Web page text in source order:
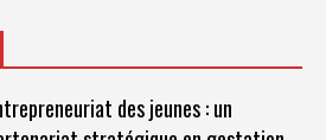
des jeunes : un